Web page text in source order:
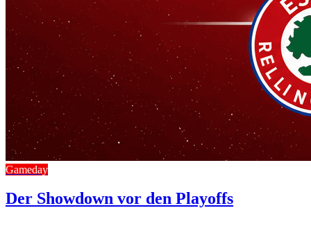
Gameday
Der Showdown vor den Playoffs